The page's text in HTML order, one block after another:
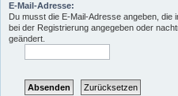
E-Mail-Adresse:
Du musst die E-Mail-Adresse angeben, die
bei der Registrierung angegeben oder
geändert.